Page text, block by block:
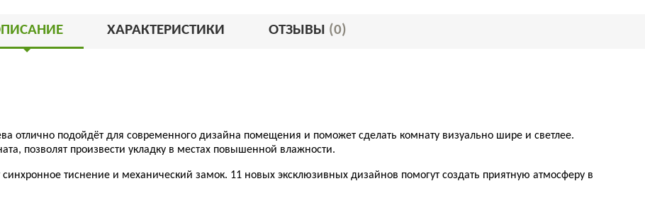
ХАРАКТЕРИСТИКИ ОТЗЫВЫ (0)
отлично подойдёт для современного дизайна помещения и поможет сделать комнату визуально шире и светлее.
позволят произвести укладку в местах повышенной влажности.
тиснение и механический замок. 11 новых эксклюзивных дизайнов помогут создать приятную атмосферу в